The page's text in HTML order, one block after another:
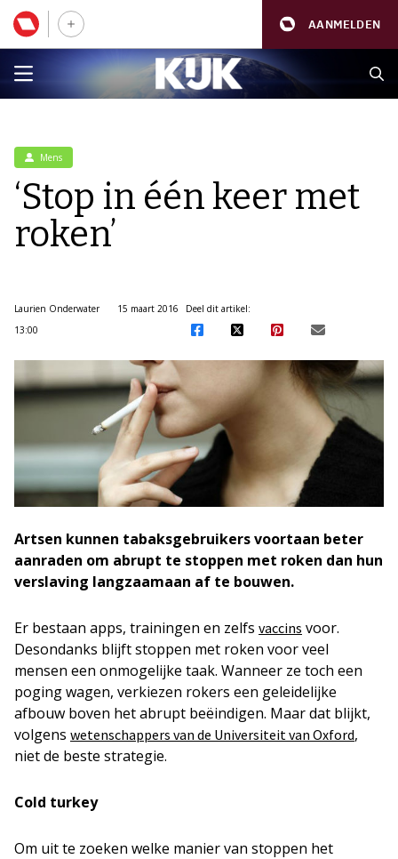
AANMELDEN
Mens
‘Stop in één keer met
roken’
Laurien Onderwater
15 maart 2016
13:00
Deel dit artikel:
Artsen kunnen tabaksgebruikers voortaan beter
aanraden om abrupt te stoppen met roken dan hun
verslaving langzaamaan af te bouwen.
Er bestaan apps, trainingen en zelfs vaccins voor.
Desondanks blijft stoppen met roken voor veel
mensen een onmogelijke taak. Wanneer ze toch een
poging wagen, verkiezen rokers een geleidelijke
afbouw boven het abrupt beëindigen. Maar dat blijkt,
volgens wetenschappers van de Universiteit van Oxford,
niet de beste strategie.
Cold turkey
Om uit te zoeken welke manier van stoppen het